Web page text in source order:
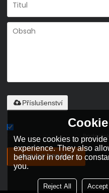
Příslušenství
Souhlas s podmínkami,
POSLAT ZPRÁVU
We use cookies to
experience. They also
behavior in order to
you.
Reject All